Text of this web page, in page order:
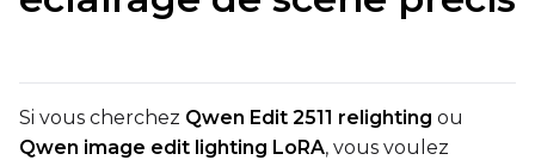
Compile Model
Compile Model
Si vous cherchez Qwen Edit 2511 relighting ou
Qwen image edit lighting LoRA, vous voulez